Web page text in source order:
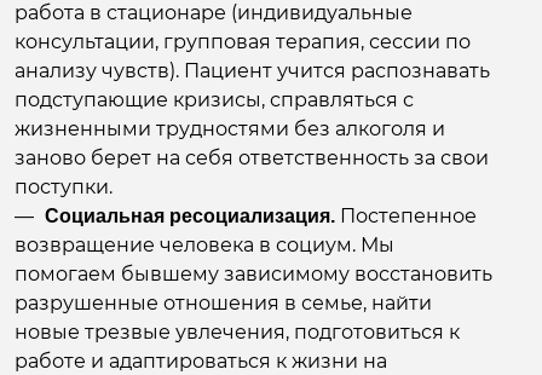
работа в стационаре (индивидуальные
консультации, групповая терапия, сессии по
анализу чувств). Пациент учится распознавать
подступающие кризисы, справляться с
жизненными трудностями без алкоголя и
заново берет на себя ответственность за свои
поступки.
Социальная ресоциализация. Постепенное
возвращение человека в социум. Мы
помогаем бывшему зависимому восстановить
разрушенные отношения в семье, найти
новые трезвые увлечения, подготовиться к
работе и адаптироваться к жизни на